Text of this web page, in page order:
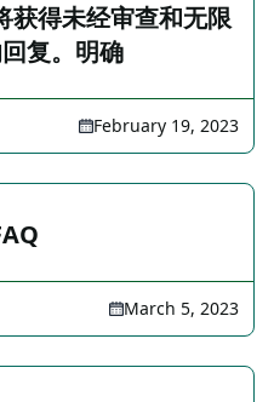
获得未经审查和无限
复。明确
February 19, 2023
March 5, 2023